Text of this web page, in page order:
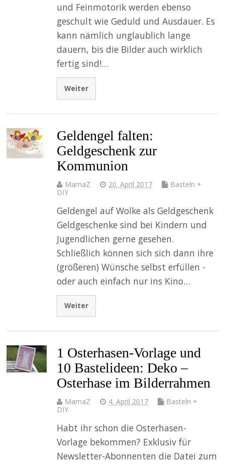
und Feinmotorik werden ebenso
geschult wie Geduld und Ausdauer. Es
kann nämlich unglaublich lange
dauern, bis die Bilder auch wirklich
fertig sind!…
Weiter
Geldengel falten:
Geldgeschenk zur
Kommunion
MamaZ 20. April 2017
Basteln +
DIY
Geldengel auf Wolke als Geldgeschenk
Geldgeschenke sind bei Kindern und
Jugendlichen gerne gesehen.
Schließlich können sich sich dann ihre
(größeren) Wünsche selbst erfüllen -
oder auch einfach nur ins Kino…
Weiter
1 Osterhasen-Vorlage und
10 Bastelideen: Deko –
Osterhase im Bilderrahmen
MamaZ 4. April 2017
Basteln +
DIY
Habt ihr schon die Osterhasen-
Vorlage bekommen? Exklusiv für
Newsletter-Abonnenten die Datei zum